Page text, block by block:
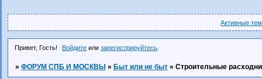
Активные
Привет, Гость! Войдите илизарегистрируйтесь
» ФОРУМ СПБ И МОСКВЫ » Быт или не быт » Строительные